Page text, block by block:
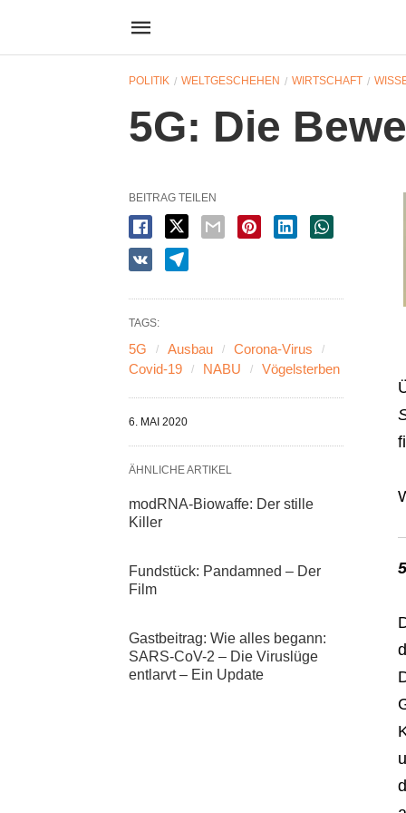
POLITIK WELTGESCHEHEN WIRTSCHAFT
5G: Die
BEITRAG TEILEN
TAGS:
5G Ausbau
Corona-Virus
Covid-19
NABU Vögelsterben
6. MAI 2020
ÄHNLICHE ARTIKEL
modRNA-Biowaffe: Der stille
Killer
Fundstück: Pandamned – Der
Film
Gastbeitrag: Wie alles begann:
SARS-CoV-2 – Die Viruslüge
entlarvt – Ein Update